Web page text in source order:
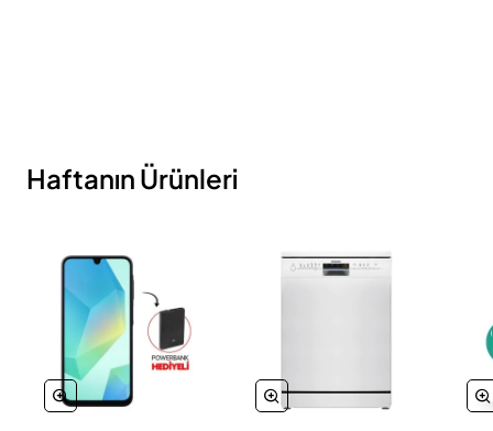
Haftanın Ürünleri